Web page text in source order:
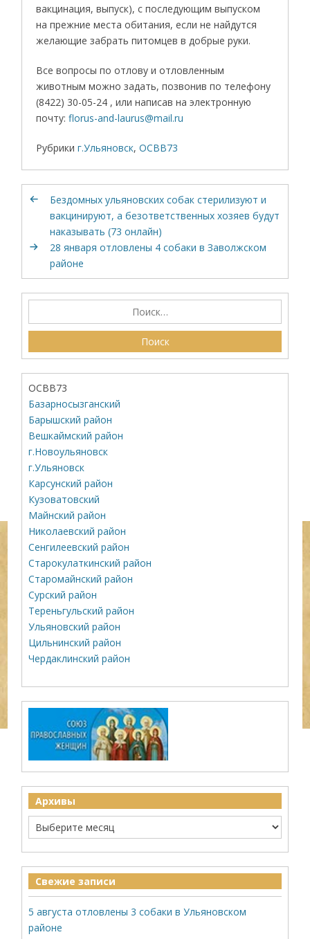
вакцинация, выпуск), с последующим выпуском
на прежние места обитания, если не найдутся
желающие забрать питомцев в добрые руки.
Все вопросы по отлову и отловленным
животным можно задать, позвонив по телефону
(8422) 30-05-24 , или написав на электронную
почту:florus-and-laurus@mail.ru
Рубрики г.Ульяновск,ОСВВ73
Бездомных ульяновских собак стерилизуют и
вакцинируют, а безответственных хозяев будут
наказывать (73 онлайн)
28 января отловлены 4 собаки в Заволжском
районе
ОСВВ73
Базарносызганский
Барышский район
Вешкаймский район
г.Новоульяновск
г.Ульяновск
Карсунский район
Кузоватовский
Майнский район
Николаевский район
Сенгилеевский район
Старокулаткинский район
Старомайнский район
Сурский район
Тереньгульский район
Ульяновский район
Цильнинский район
Чердаклинский район
Архивы
Свежие записи
5 августа отловлены 3 собаки в Ульяновском
районе